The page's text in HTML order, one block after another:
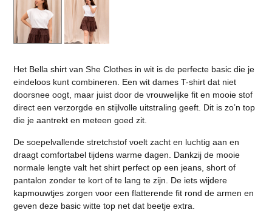
Het Bella shirt van She Clothes in wit is de perfecte basic die je
eindeloos kunt combineren. Een wit dames T-shirt dat niet
doorsnee oogt, maar juist door de vrouwelijke fit en mooie stof
direct een verzorgde en stijlvolle uitstraling geeft. Dit is zo’n top
die je aantrekt en meteen goed zit.
De soepelvallende stretchstof voelt zacht en luchtig aan en
draagt comfortabel tijdens warme dagen. Dankzij de mooie
normale lengte valt het shirt perfect op een jeans, short of
pantalon zonder te kort of te lang te zijn. De iets wijdere
kapmouwtjes zorgen voor een flatterende fit rond de armen en
geven deze basic witte top net dat beetje extra.